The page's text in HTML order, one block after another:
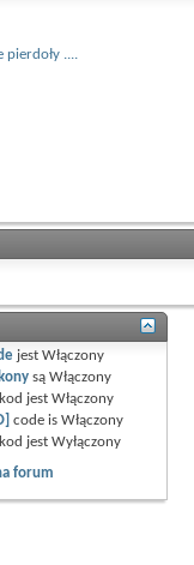
pierdoły ....
jestWłączony
sąWłączony
kod jestWłączony
code isWłączony
kod jestWyłączony
forum